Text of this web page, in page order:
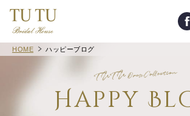
HOME ハッピーブログ
Happy